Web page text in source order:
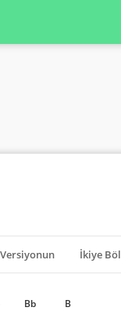
Versiyonun İkiye Böl
Bb B